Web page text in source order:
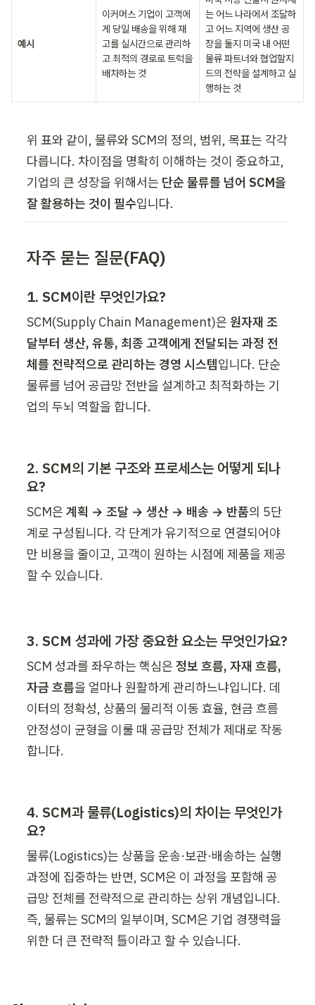
예시
이커머스 기업이 고객에
게 당일 배송을 위해 재
고를 실시간으로 관리하
고 최적의 경로로 트럭을
배차하는 것
는 어느 나라에서 조달하
고 어느 지역에 생산 공
장을 둘지 미국 내 어떤
물류 파트너와 협업할지
드의 전략을 설계하고 실
행하는 것
위 표와 같이, 물류와 SCM의 정의, 범위, 목표는 각각
다릅니다. 차이점을 명확히 이해하는 것이 중요하고,
기업의 큰 성장을 위해서는 단순 물류를 넘어 SCM을
잘 활용하는 것이 필수입니다.
자주 묻는 질문(FAQ)
1. SCM이란 무엇인가요?
SCM(Supply Chain Management)은 원자재 조
달부터 생산, 유통, 최종 고객에게 전달되는 과정 전
체를 전략적으로 관리하는 경영 시스템입니다. 단순
물류를 넘어 공급망 전반을 설계하고 최적화하는 기
업의 두뇌 역할을 합니다.
2. SCM의 기본 구조와 프로세스는 어떻게 되나
요?
SCM은 계획 → 조달 → 생산 → 배송 → 반품의 5단
계로 구성됩니다. 각 단계가 유기적으로 연결되어야
만 비용을 줄이고, 고객이 원하는 시점에 제품을 제공
할 수 있습니다.
SCM 성과를 좌우하는 핵심은 정보 흐름, 자재 흐름,
자금 흐름을 얼마나 원활하게 관리하느냐입니다. 데
이터의 정확성, 상품의 물리적 이동 효율, 현금 흐름
안정성이 균형을 이룰 때 공급망 전체가 제대로 작동
4. SCM과 물류(Logistics)의 차이는 무엇인가
요?
물류(Logistics)는 상품을 운송·보관·배송하는 실행
과정에 집중하는 반면, SCM은 이 과정을 포함해 공
급망 전체를 전략적으로 관리하는 상위 개념입니다.
즉, 물류는 SCM의 일부이며, SCM은 기업 경쟁력을
위한 더 큰 전략적 틀이라고 할 수 있습니다.